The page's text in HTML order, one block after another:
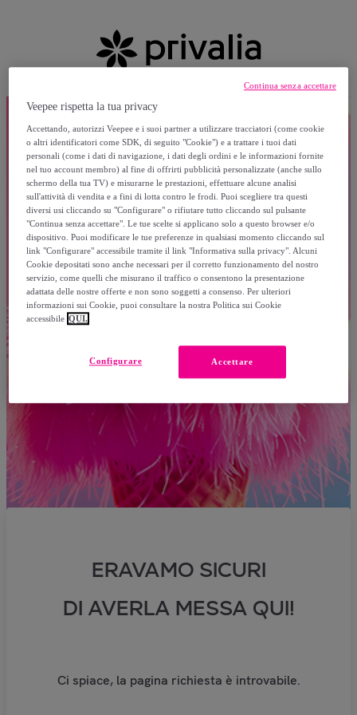
ERAVAMO SICURI
DI AVERLA MESSA QUI!
Ci spiace, la pagina richiesta è introvabile.
Veepee rispetta la tua privacy
Accettando, autorizzi Veepee e i suoi partner a utilizzare tracciatori (come cookie
o altri identificatori come SDK, di seguito "Cookie") e a trattare i tuoi dati
personali (come i dati di navigazione, i dati degli ordini e le informazioni fornite
nel tuo account membro) al fine di offrirti pubblicità personalizzate (anche sullo
schermo della tua TV) e misurarne le prestazioni, effettuare alcune analisi
sull'attività di vendita e a fini di lotta contro le frodi. Puoi scegliere tra questi
diversi usi cliccando su "Configurare" o rifiutare tutto cliccando sul pulsante
"Continua senza accettare". Le tue scelte si applicano solo a questo browser e/o
dispositivo. Puoi modificare le tue preferenze in qualsiasi momento cliccando sul
link "Configurare" accessibile tramite il link "Informativa sulla privacy". Alcuni
Cookie depositati sono anche necessari per il corretto funzionamento del nostro
servizio, come quelli che misurano il traffico o consentono la presentazione
adattata delle nostre offerte e non sono soggetti a consenso. Per ulteriori
informazioni sui Cookie, puoi consultare la nostra Politica sui Cookie
accessibile QUI.
Accettare
Configurare
Continua senza accettare